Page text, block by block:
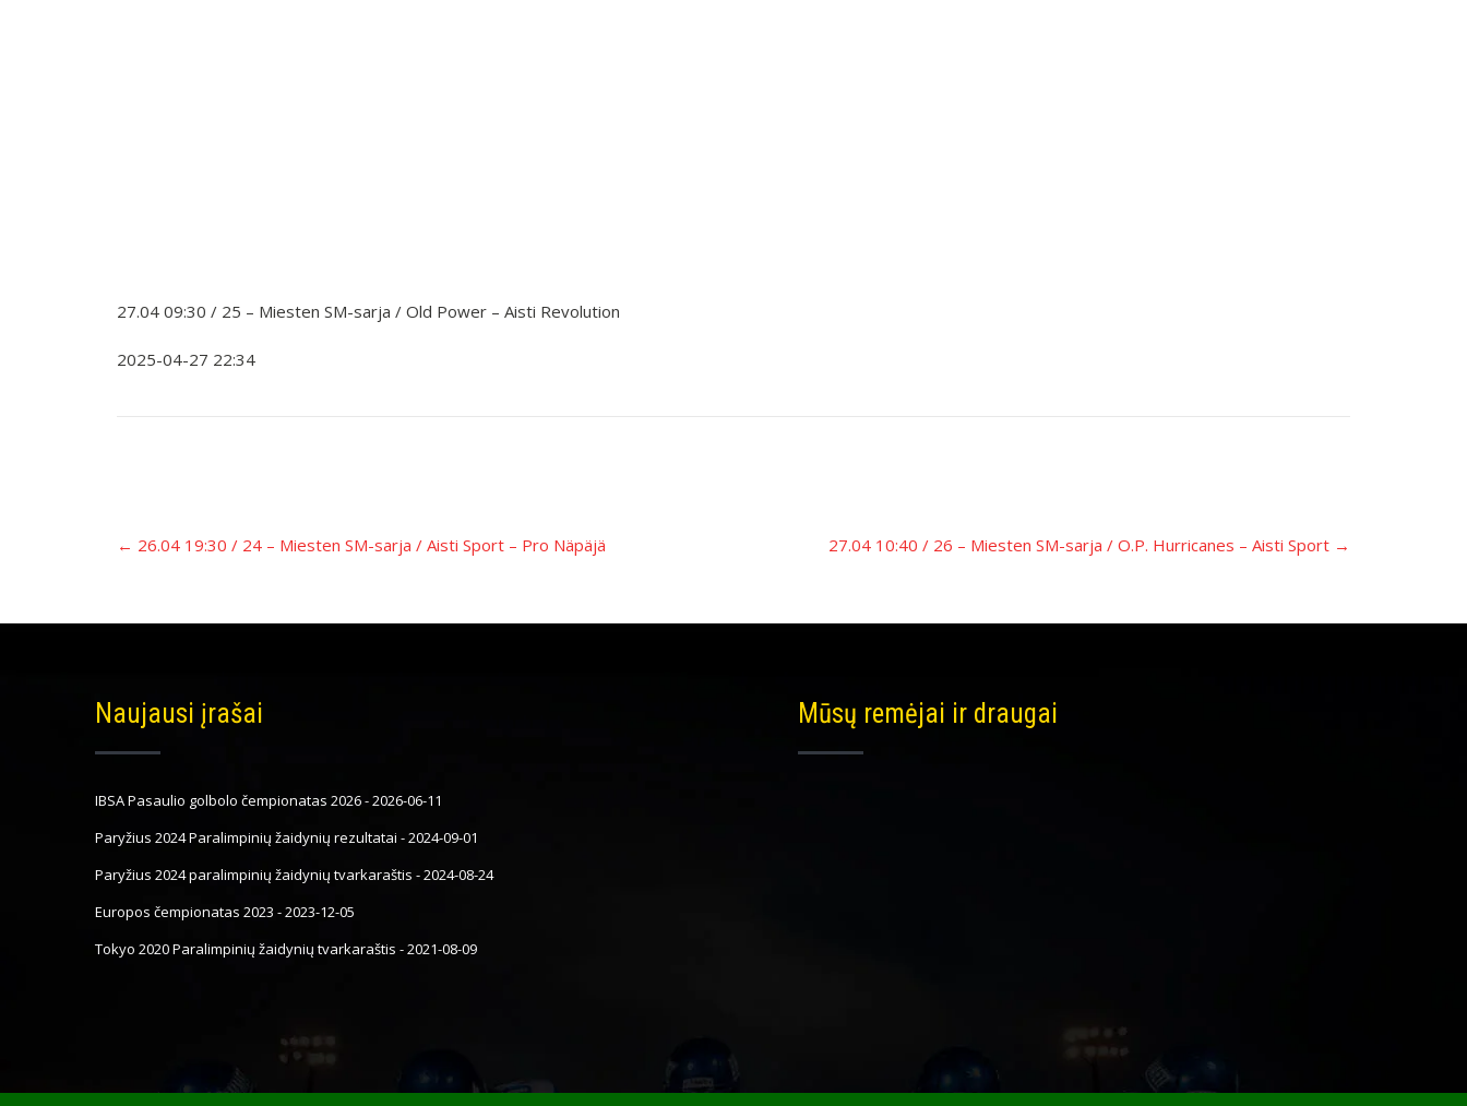
27.04 09:30 / 25 – Miesten SM-sarja / Old Power – Aisti Revolution
2025-04-27 22:34
navigacija
← 26.04 19:30 / 24 – Miesten SM-sarja / Aisti Sport – Pro Näpäjä 27.04 10:40 / 26 – Miesten SM-sarja / O.P. Hurricanes – Aisti Sport →
Naujausi įrašai
IBSA Pasaulio golbolo čempionatas 2026-2026-06-11
Paryžius 2024 Paralimpinių žaidynių rezultatai -2024-09-01
Paryžius 2024 paralimpinių žaidynių tvarkaraštis -2024-08-24
Europos čempionatas 2023 -2023-12-05
Tokyo 2020 Paralimpinių žaidynių tvarkaraštis -2021-08-09
Mūsų remėjai ir draugai